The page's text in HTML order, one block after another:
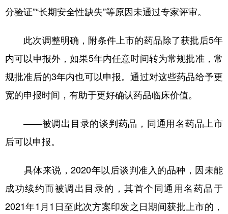
分验证”“长期安全性缺失”等原因未通过专家评审。
此次调整明确，附条件上市的药品除了获批后5年
内可以申报外，如果5年内任意时间转为常规批准，常
规批准后的3年内也可以申报。通过对这些药品给予更
宽的申报时间，有助于更好确认药品临床价值。
——被调出目录的谈判药品，同通用名药品上市
后可以申报。
具体来说，2020年以后谈判准入的品种，因未能
成功续约而被调出目录的，其首个同通用名药品于
2021年1月1日至此次方案印发之日期间获批上市的，